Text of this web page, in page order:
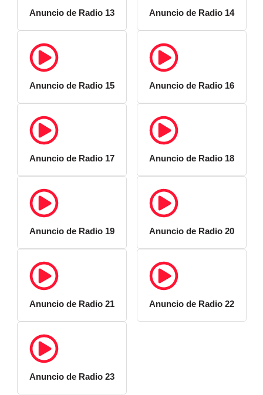
Anuncio de Radio 13 Anuncio de Radio 14
Anuncio de Radio 15 Anuncio de Radio 16
Anuncio de Radio 17 Anuncio de Radio 18
Anuncio de Radio 19 Anuncio de Radio 20
Anuncio de Radio 21 Anuncio de Radio 22
Anuncio de Radio 23